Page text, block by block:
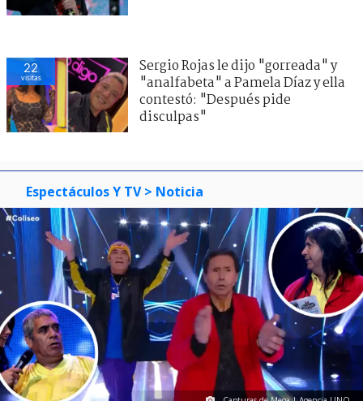
22
visitas
Sergio Rojas le dijo "gorreada" y
"analfabeta" a Pamela Díaz y ella
contestó: "Después pide
disculpas"
Espectáculos Y TV > Noticia